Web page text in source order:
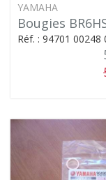
YAMAHA
Bougies
Réf. : 94701 00248